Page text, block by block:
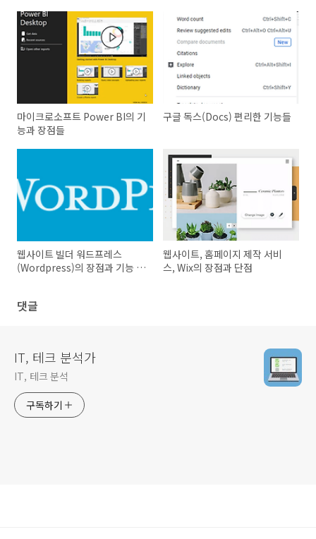
마이크로소프트 Power BI의 기
능과 장점들
구글 독스(Docs) 편리한 기능들
웹사이트 빌더 워드프레스
(Wordpress)의 장점과 기능 알
웹사이트, 홈페이지 제작 서비
스, Wix의 장점과 단점
댓글
IT, 테크 분석가
IT, 테크 분석
구독하기